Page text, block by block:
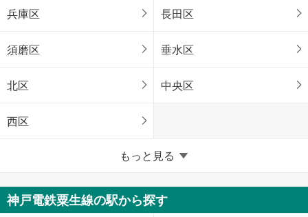
兵庫区 長田区
須磨区 垂水区
北区 中央区
西区
兵庫県のそのほかの地域
姫路市 尼崎市
もっと見る
神戸電鉄粟生線の駅から探す